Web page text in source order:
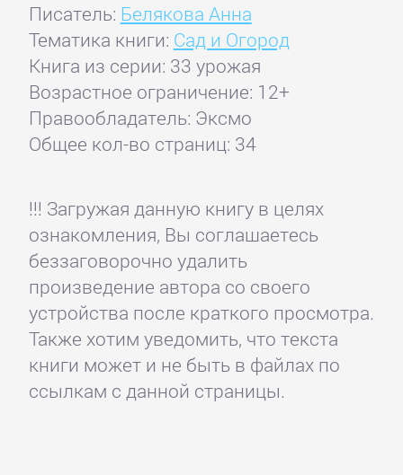
Писатель: Белякова Анна
Тематика книги: Сад и Огород
Книга из серии: 33 урожая
Возрастное ограничение: 12+
Правообладатель: Эксмо
Общее кол-во страниц: 34
!!! Загружая данную книгу в целях
ознакомления, Вы соглашаетесь
беззаговорочно удалить
произведение автора со своего
устройства после краткого просмотра.
Также хотим уведомить, что текста
книги может и не быть в файлах по
ссылкам с данной страницы.